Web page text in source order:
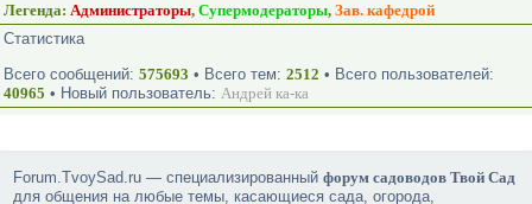
Легенда: Администраторы, Супермодераторы, Зав. кафедрой
Статистика
Всего сообщений: 575693 • Всего тем: 2512 • Всего пользователей:
40965 • Новый пользователь: Андрей ка-ка
Forum.TvoySad.ru — специализированныйфорум садоводов Твой Сад
для общения на любые темы, касающиеся сада, огорода,